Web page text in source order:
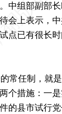
中组部副部
会上表示，
点已有很长
常任制，就
个措施：一
的县市试行党